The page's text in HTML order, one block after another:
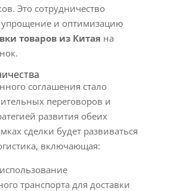
Это сотрудничество
упрощение и оптимизацию
товаров из Китая на
соглашения стало
переговоров и
развития обеих
сделки будет развиваться
включающая:
транспорта для доставки